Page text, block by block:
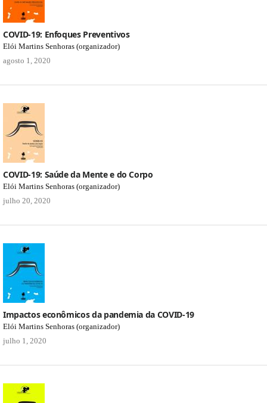
COVID-19: Enfoques Preventivos
Elói Martins Senhoras (organizador)
agosto 1, 2020
COVID-19: Saúde da Mente e do Corpo
Elói Martins Senhoras (organizador)
julho 20, 2020
Impactos econômicos da pandemia da COVID-19
Elói Martins Senhoras (organizador)
julho 1, 2020